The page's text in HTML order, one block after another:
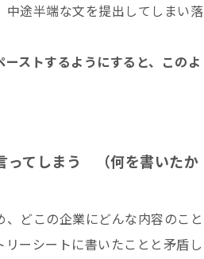
途半端な文を提出してしまい落
ストするようにすると、このよ
ってしまう （何を書いたか
どこの企業にどんな内容のこと
ーシートに書いたことと矛盾し